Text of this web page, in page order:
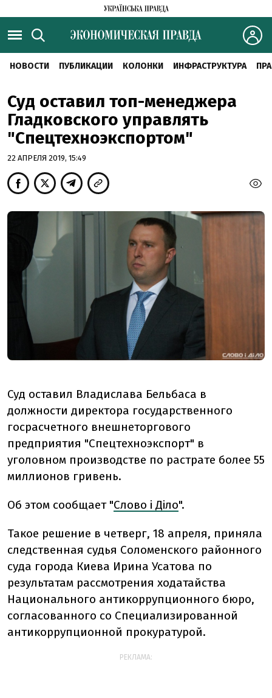
НОВОСТИ ПУБЛИКАЦИИ КОЛОНКИ ИНФРАСТРУКТУРА
Суд оставил топ-менеджера
Гладковского управлять
"Спецтехноэкспортом"
22 АПРЕЛЯ 2019, 15:49
Суд оставил Владислава Бельбаса в
должности директора государственного
госрасчетного внешнеторгового
предприятия "Спецтехноэкспорт" в
уголовном производстве по растрате более 55
миллионов гривень.
Об этом сообщает "Слово і Діло".
Такое решение в четверг, 18 апреля, приняла
следственная судья Соломенского районного
суда города Киева Ирина Усатова по
результатам рассмотрения ходатайства
Национального антикоррупционного бюро,
согласованного со Специализированной
антикоррупционной прокуратурой.
РЕКЛАМА: